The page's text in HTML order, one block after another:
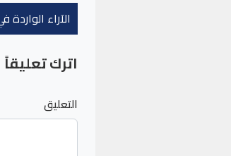
الآراء
اترك تعليقاً
التعليق